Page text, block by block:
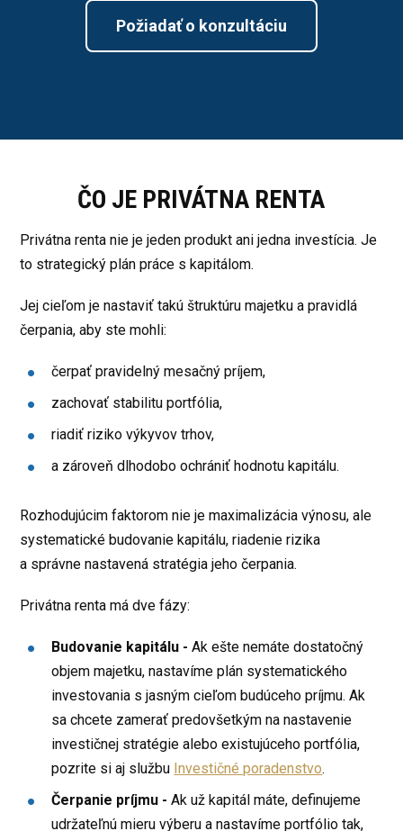
Požiadať o konzultáciu
ČO JE PRIVÁTNA RENTA
Privátna renta nie je jeden produkt ani jedna investícia. Je
to strategický plán práce s kapitálom.
Jej cieľom je nastaviť takú štruktúru majetku a pravidlá
čerpania, aby ste mohli:
čerpať pravidelný mesačný príjem,
zachovať stabilitu portfólia,
riadiť riziko výkyvov trhov,
a zároveň dlhodobo ochrániť hodnotu kapitálu.
Rozhodujúcim faktorom nie je maximalizácia výnosu, ale
systematické budovanie kapitálu, riadenie rizika
a správne nastavená stratégia jeho čerpania.
Privátna renta má dve fázy:
Budovanie kapitálu -Ak ešte nemáte dostatočný
objem majetku, nastavíme plán systematického
investovania s jasným cieľom budúceho príjmu. Ak
sa chcete zamerať predovšetkým na nastavenie
investičnej stratégie alebo existujúceho portfólia,
pozrite si aj službu Investičné poradenstvo.
Čerpanie príjmu -Ak už kapitál máte, definujeme
udržateľnú mieru výberu a nastavíme portfólio tak,